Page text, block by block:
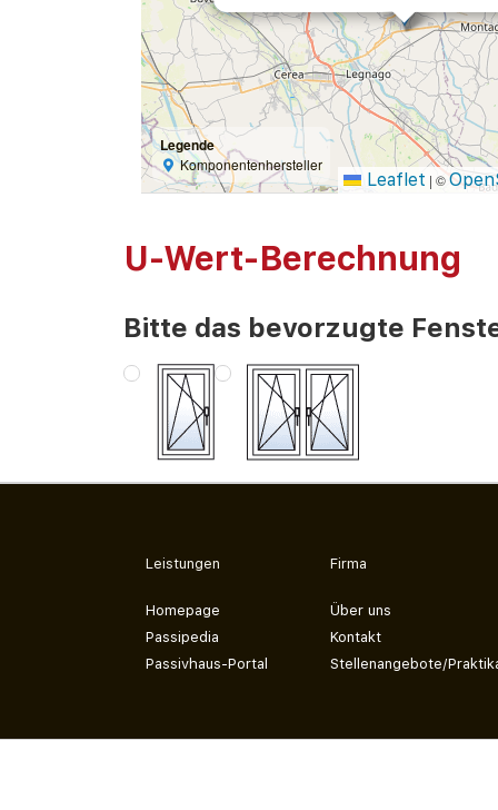
Legende
Komponentenhersteller
Leaflet | ©
U-Wert-Berechnung
Bitte das bevorzugte
Leistungen
Homepage
Passipedia
Passivhaus-Portal
Firma
Über uns
Kontakt
Stellenangebote/